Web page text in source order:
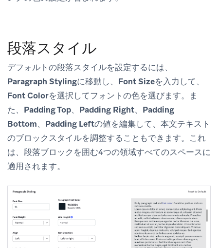
段落スタイル
デフォルトの段落スタイルを設定するには、
Paragraph Stylingに移動し、 Font Sizeを入力して、
Font Colorを選択してフォントの色を選びます。ま
た、 Padding Top、 Padding Right、 Padding
Bottom、 Padding Leftの値を編集して、本文テキスト
のブロックスタイルを調整することもできます。これ
は、段落ブロックを囲む4つの領域すべてのスペースに
適用されます。